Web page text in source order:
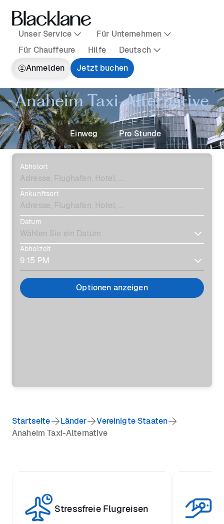
Unser Service
Für Unternehmen
Für Chauffeure
Hilfe
Deutsch
Anmelden
Jetzt buchen
Anaheim Taxi-Alternative
Einweg Pro Stunde
Abholort
Ankunftsort
Datum
Abholzeit
Optionen anzeigen
Startseite Länder
Vereinigte Staaten
Anaheim Taxi-Alternative
Stressfreie Flugreisen